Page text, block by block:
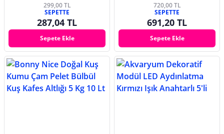
299,00 TL
SEPETTE
287,04 TL
Sepete Ekle
720,00 TL
SEPETTE
691,20 TL
Sepete Ekle